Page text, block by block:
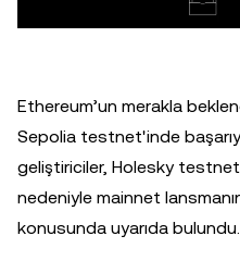
Ethereum’un merakla
Sepolia testnet'inde
geliştiriciler, Holesky
nedeniyle mainnet
konusunda uyarıda bulundu.